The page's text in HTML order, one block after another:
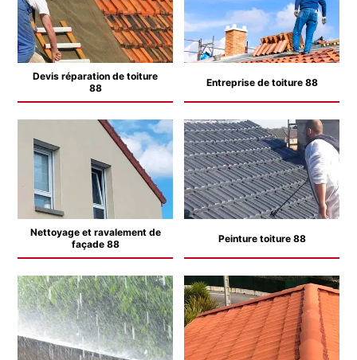
Devis réparation de toiture
88
Entreprise de toiture 88
Nettoyage et ravalement de
façade 88
Peinture toiture 88